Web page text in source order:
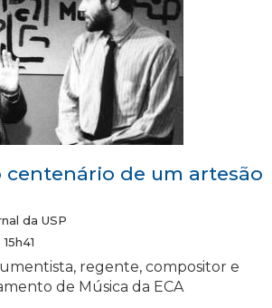
centenário de um artesão
da USP
regente, compositor e
de Música da ECA